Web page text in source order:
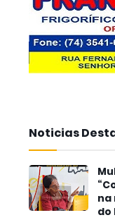
Noticias
na
do